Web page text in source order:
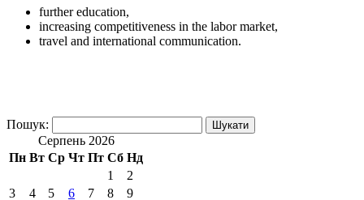
further education,
increasing competitiveness in the labor market,
travel and international communication.
Пошук:
Серпень 2026
Пн Вт Ср Чт Пт Сб Нд
1
2
3
4 5 6 7 8
9